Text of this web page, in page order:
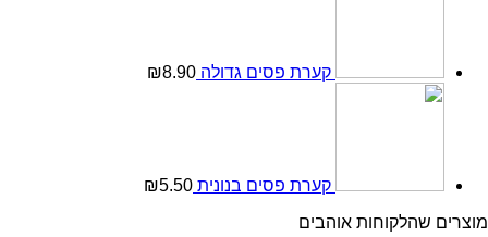
קערת פסים גדולה ₪8.90
קערת פסים בנונית ₪5.50
מוצרים שהלקוחות אוהבים